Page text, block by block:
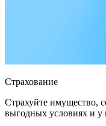
Страхование
Страхуйте имущество,
выгодных условиях и у